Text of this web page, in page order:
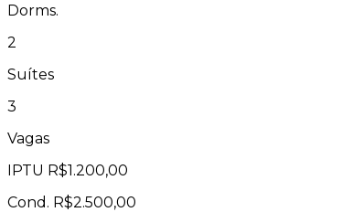
Dorms.
2
Suítes
3
Vagas
IPTU R$1.200,00
Cond. R$2.500,00